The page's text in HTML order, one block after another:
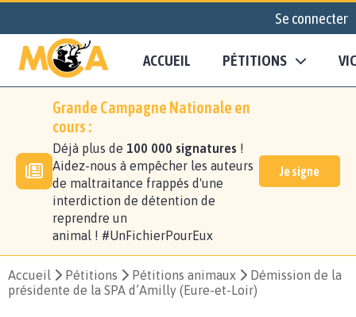
Se connecter
ACCUEIL PÉTITIONS
Grande Campagne Nationale en
cours :
Déjà plus de 100 000 signatures !
Aidez-nous à empêcher les auteurs
de maltraitance frappés d'une
interdiction de détention de
reprendre un
animal ! #UnFichierPourEux
Je signe
Accueil Pétitions Pétitions animaux
Démission de la
présidente de la SPA d’Amilly (Eure-et-Loir)